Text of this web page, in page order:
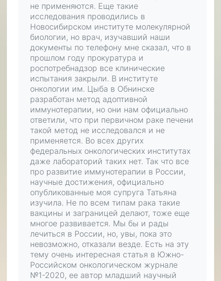
не применяются. Еще такие
исследования проводились в
Новосибирском институте молекулярной
биологии, но врач, изучавший наши
документы по телефону мне сказал, что в
прошлом году прокуратура и
роспотребнадзор все клинические
испытания закрыли. В институте
онкологии им. Цыба в Обнинске
разработан метод адоптивной
иммунотерапии, но они нам официально
ответили, что при первичном раке печени
такой метод не исследовался и не
применяется. Во всех других
федеральных онкологических институтах
даже лабораторий таких нет. Так что все
про развитие иммунотерапии в России,
научные достижения, официально
опубликованные моя супруга Татьяна
изучила. Не по всем типам рака такие
вакцины и заграницей делают, тоже еще
многое развивается. Мы бы и рады
лечиться в России, но, увы, пока это
невозможно, отказали везде. Есть на эту
тему очень интересная статья в Южно-
Российском онкологическом журнале
№1-2020, ее автор младший научный